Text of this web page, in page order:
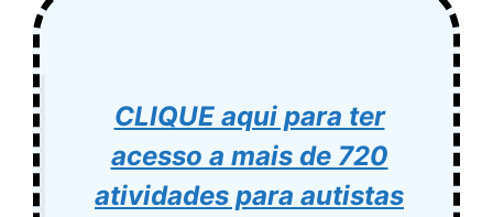
CLIQUE aqui para ter
acesso a mais de 720
atividades para autistas